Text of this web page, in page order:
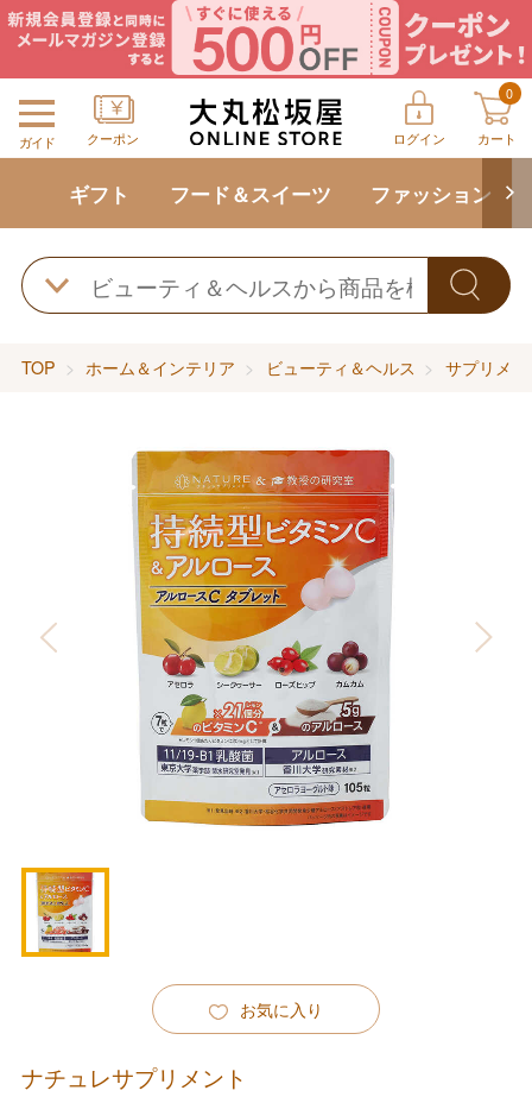
ガイド クーポン ログイン
0
カート
ギフト フード＆スイーツ ファッション
TOP ホーム＆インテリア ビューティ＆ヘルス サプリメ
お気に入り
ナチュレサプリメント